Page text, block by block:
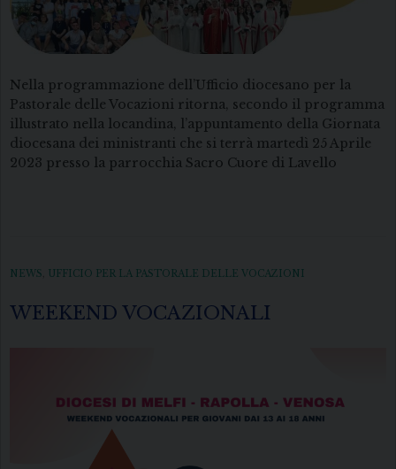
Nella programmazione dell’Ufficio diocesano per la
Pastorale delle Vocazioni ritorna, secondo il programma
illustrato nella locandina, l’appuntamento della Giornata
diocesana dei ministranti che si terrà martedì 25 Aprile
2023 presso la parrocchia Sacro Cuore di Lavello
NEWS UFFICIO PER LA PASTORALE DELLE VOCAZIONI
WEEKEND VOCAZIONALI